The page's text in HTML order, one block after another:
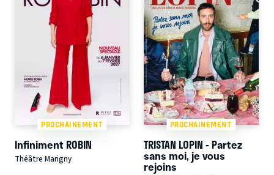
PROCHAINEMENT
Infiniment ROBIN
Théâtre Marigny
PROCHAINEMENT
TRISTAN LOPIN - Partez
sans moi, je vous
rejoins